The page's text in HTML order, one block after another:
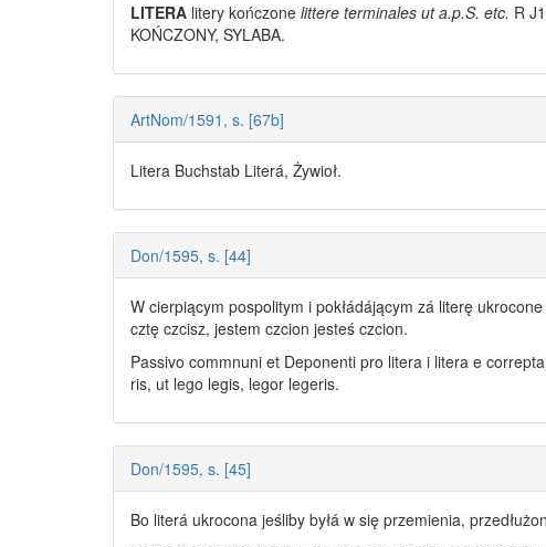
LITERA litery kończone littere terminales ut a.p.S. etc. R
KOŃCZONY, SYLABA.
ArtNom/1591, s. [67b]
Litera Buchstab Literá, Żywioł.
Don/1595, s. [44]
W cierpiącym pospolitym i pokłádájącym zá literę
cztę czcisz, jestem czcion jesteś czcion.
Passivo commnuni et Deponenti pro litera i litera e
ris, ut lego legis, legor legeris.
Don/1595, s. [45]
Bo literá ukrocona jeśliby byłá w się przemienia,